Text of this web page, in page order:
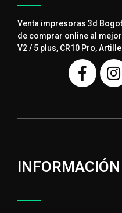
Venta impresoras 3d
de comprar online al
V2 / 5 plus, CR10 Pro,
INFORMACIÓN